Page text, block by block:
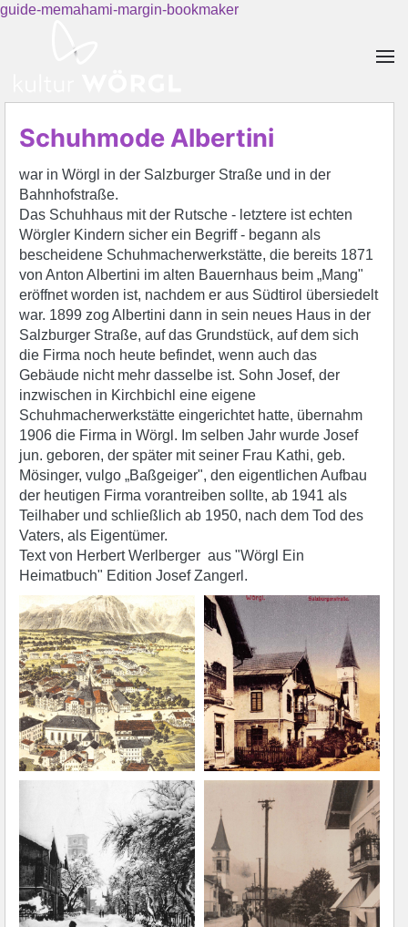
guide-memahami-margin-bookmaker
Schuhmode Albertini
war in Wörgl in der Salzburger Straße und in der
Bahnhofstraße.
Das Schuhhaus mit der Rutsche - letztere ist echten
Wörgler Kindern sicher ein Begriff - begann als
bescheidene Schuhmacherwerkstätte, die bereits 1871
von Anton Albertini im alten Bauernhaus beim „Mang"
eröffnet worden ist, nachdem er aus Südtirol übersiedelt
war. 1899 zog Albertini dann in sein neues Haus in der
Salzburger Straße, auf das Grundstück, auf dem sich
die Firma noch heute befindet, wenn auch das
Gebäude nicht mehr dasselbe ist. Sohn Josef, der
inzwischen in Kirchbichl eine eigene
Schuhmacherwerkstätte eingerichtet hatte, übernahm
1906 die Firma in Wörgl. Im selben Jahr wurde Josef
jun. geboren, der später mit seiner Frau Kathi, geb.
Mösinger, vulgo „Baßgeiger", den eigentlichen Aufbau
der heutigen Firma vorantreiben sollte, ab 1941 als
Teilhaber und schließlich ab 1950, nach dem Tod des
Vaters, als Eigentümer.
Text von Herbert Werlberger aus "Wörgl Ein
Heimatbuch" Edition Josef Zangerl.